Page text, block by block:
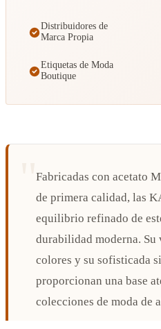
Distribuidores de
Marca Propia
Etiquetas de Moda
Boutique
Fabricadas con acetato
de primera calidad, las
equilibrio refinado de
durabilidad moderna. Su
colores y su sofisticada
proporcionan una base
colecciones de moda de